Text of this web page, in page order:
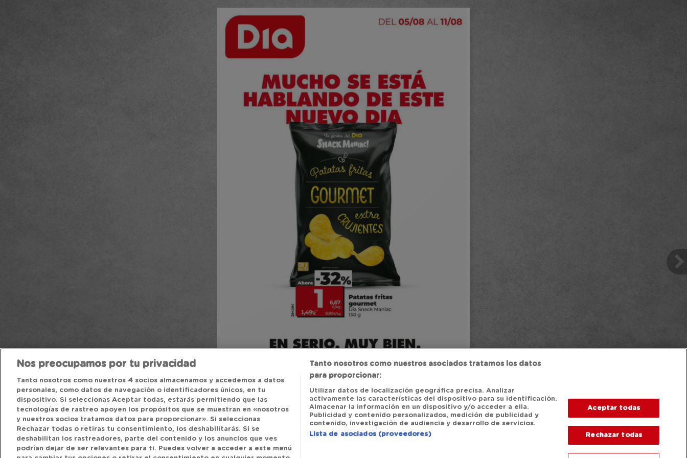
Nos preocupamos por tu privacidad
Tanto nosotros como nuestros 4 socios almacenamos y accedemos a datos
personales, como datos de navegación o identificadores únicos, en tu
dispositivo. Si seleccionas Aceptar todas, estarás permitiendo que las
tecnologías de rastreo apoyen los propósitos que se muestran en «nosotros
y nuestros socios tratamos datos para proporcionar». Si seleccionas
Rechazar todas o retiras tu consentimiento, los deshabilitarás. Si se
deshabilitan los rastreadores, parte del contenido y los anuncios que ves
podrían dejar de ser relevantes para ti. Puedes volver a acceder a este menú
Tanto nosotros como nuestros asociados tratamos los datos
para proporcionar:
Utilizar datos de localización geográfica precisa. Analizar
activamente las características del dispositivo para su identificación.
Almacenar la información en un dispositivo y/o acceder a ella.
Publicidad y contenido personalizados, medición de publicidad y
contenido, investigación de audiencia y desarrollo de servicios.
Lista de asociados (proveedores)
Aceptar todas
Rechazar todas